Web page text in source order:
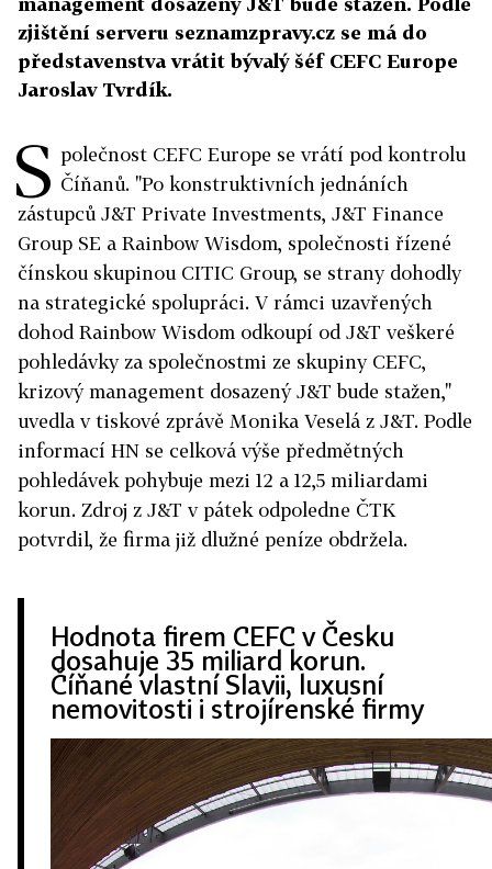
zjištění serveru seznamzpravy.cz se má do
představenstva vrátit bývalý šéf CEFC Europe
Jaroslav Tvrdík.
S polečnost CEFC Europe se vrátí pod kontrolu
Číňanů. "Po konstruktivních jednáních
zástupců J&T Private Investments, J&T Finance
Group SE a Rainbow Wisdom, společnosti řízené
čínskou skupinou CITIC Group, se strany dohodly
na strategické spolupráci. V rámci uzavřených
dohod Rainbow Wisdom odkoupí od J&T veškeré
pohledávky za společnostmi ze skupiny CEFC,
krizový management dosazený J&T bude stažen,"
uvedla v tiskové zprávě Monika Veselá z J&T. Podle
informací HN se celková výše předmětných
pohledávek pohybuje mezi 12 a 12,5 miliardami
korun. Zdroj z J&T v pátek odpoledne ČTK
potvrdil, že firma již dlužné peníze obdržela.
Hodnota firem CEFC v Česku
dosahuje 35 miliard korun.
Číňané vlastní Slavii, luxusní
nemovitosti i strojírenské firmy